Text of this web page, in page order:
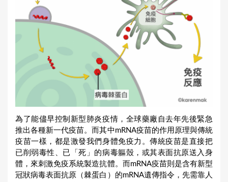
為了能儘早控制新型肺炎疫情，全球藥廠自去年先後緊急
推出各種新一代疫苗。而其中mRNA疫苗的作用原理與傳統
疫苗一樣，都是激發我們身體免疫力。傳統疫苗是直接把
已削弱毒性、已「死」的病毒軀殼，或其表面抗原送入身
體，來刺激免疫系統製造抗體。而mRNA疫苗則是含有新型
冠狀病毒表面抗原（棘蛋白）的mRNA遺傳指令，先需靠人